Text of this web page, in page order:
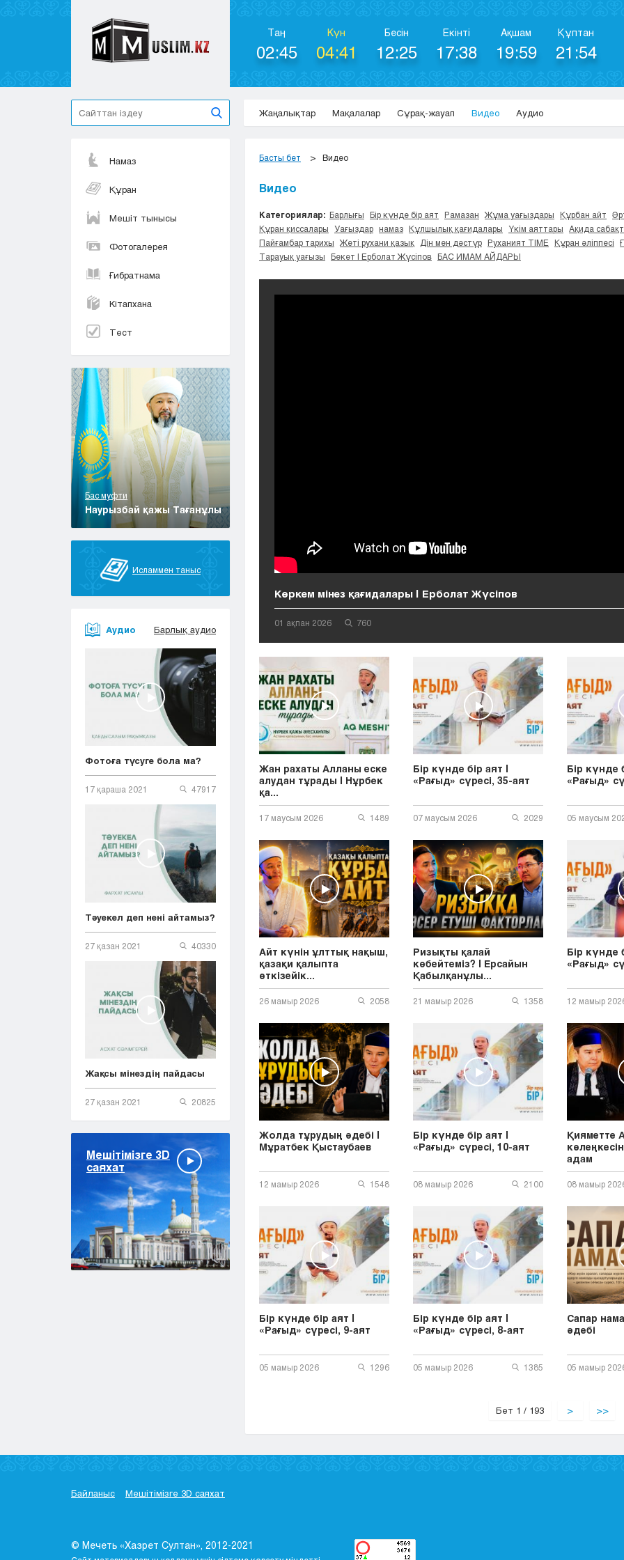
Таң
02:45
Күн
04:41
Бесін
12:25
Екінті
17:38
Ақшам
19:59
Құптан
21:54
Жаңалықтар Мақалалар Сұрақ-жауап Видео Аудио
Намаз
Құран
Мешіт тынысы
Фотогалерея
Ғибратнама
Кітапхана
Тест
Бас муфти
Наурызбай қажы Тағанұлы
Исламмен таныс
Аудио Барлық аудио
Фотоға түсуге бола ма?
17 қараша 2021 47917
Тәуекел деп нені айтамыз?
27 қазан 2021 40330
Жақсы мінездің пайдасы
27 қазан 2021 20825
Мешітімізге 3D
саяхат
Басты бет Видео
Видео
Категориялар: Барлығы Бір күнде бір аят Рамазан Жұма уағыздары Құрбан айт
Құран қиссалары
Уағыздар намаз Құлшылық қағидалары Үкім аяттары Ақида
Пайғамбар тарихы
Жеті рухани қазық Дін мен дәстүр Руханият TIME Құран әліппесі
Тарауық уағызы
Бекет | Ерболат Жүсіпов БАС ИМАМ АЙДАРЫ
Көркем мінез қағидалары | Ерболат Жүсіпов
01 ақпан 2026 760
Жан рахаты Алланы еске
алудан тұрады | Нұрбек
қа...
17 маусым 2026 1489
Бір күнде бір аят |
«Рағыд» сүресі, 35-аят
07 маусым 2026 2029
Бір күнде
«Рағыд»
05 маусым
Айт күнін ұлттық нақыш,
қазақи қалыпта
өткізейік...
26 мамыр 2026 2058
Ризықты қалай
көбейтеміз? | Ерсайын
Қабылқанұлы...
21 мамыр 2026 1358
Бір күнде
«Рағыд»
12 мамыр
Жолда тұрудың әдебі |
Мұратбек Қыстаубаев
12 мамыр 2026 1548
Бір күнде бір аят |
«Рағыд» сүресі, 10-аят
08 мамыр 2026 2100
Қияметте
адам
08 мамыр
Бір күнде бір аят |
«Рағыд» сүресі, 9-аят
05 мамыр 2026 1296
Бір күнде бір аят |
«Рағыд» сүресі, 8-аят
05 мамыр 2026 1385
Сапар
әдебі
05 мамыр
Бет 1 / 193 > >>
Байланыс Мешітімізге 3D саяхат
© Мечеть «Хазрет Султан», 2012-2021